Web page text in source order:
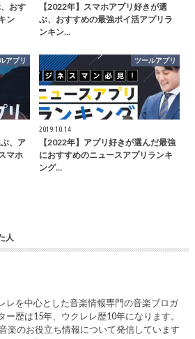
おす
ン
【2022年】スマホアプリ好きが選
ぶ、おすすめの最強ポイ活アプリラ
ンキン…
アプリ
、ア
マホ
ツールアプリ
2019.10.14
【2022年】アプリ好きが選んだ最強
におすすめのニュースアプリランキ
ング…
人
レを中心とした音楽情報専門の音楽ブロガ
ー歴は15年、ウクレレ歴10年になります。
楽のお役立ち情報について発信しています